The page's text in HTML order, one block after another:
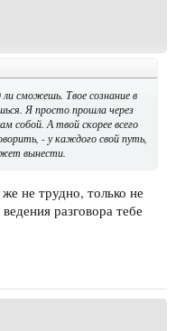
сможешь. Твое сознание в
Я просто прошла через
собой. А твой скорее всего
- у каждого свой путь,
вынести.
не трудно, только не
разговора тебе